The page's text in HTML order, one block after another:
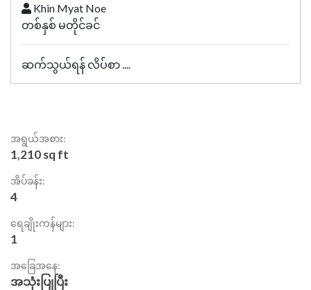
Khin Myat Noe
တစ်နှစ် မတိုင်ခင်
ဆက်သွယ်ရန် လိပ်စာ ....
အရွယ်အစား:
1,210 sq ft
အိပ်ခန်း:
4
ရေချိုးကန်များ:
1
အခြေအနေ:
အသုံးပြုပြီး